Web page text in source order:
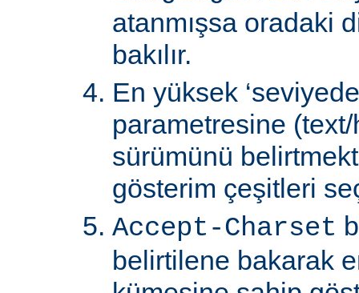
atanmışsa oradaki
bakılır.
En yüksek
parametresine
sürümünü
gösterim çeşitleri
Accept-Charset
belirtilene bakarak